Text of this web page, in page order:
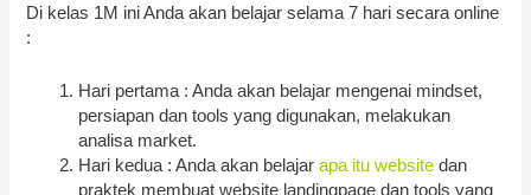
Di kelas 1M ini Anda akan belajar selama 7 hari secara online
:
Hari pertama : Anda akan belajar mengenai mindset,
persiapan dan tools yang digunakan, melakukan
analisa market.
Hari kedua : Anda akan belajarapa itu website dan
praktek membuat website landingpage dan tools yang